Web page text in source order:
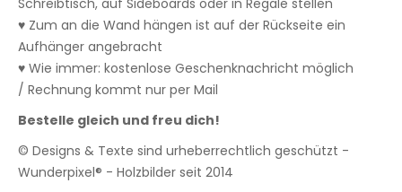
♥ Zum an die Wand hängen ist auf der Rückseite ein
Aufhänger angebracht
♥ Wie immer: kostenlose Geschenknachricht möglich
/ Rechnung kommt nur per Mail
Bestelle gleich und freu dich!
© Designs & Texte sind urheberrechtlich geschützt -
Wunderpixel® - Holzbilder seit 2014